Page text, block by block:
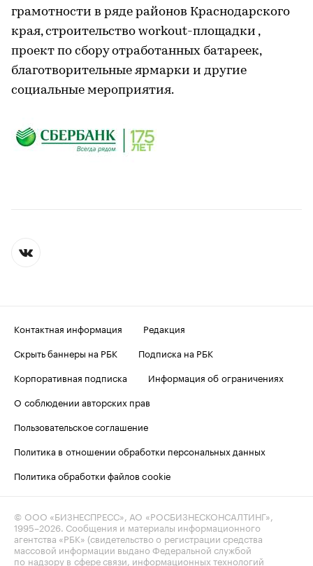
грамотности в ряде районов Краснодарского
края, строительство workout-площадки ,
проект по сбору отработанных батареек,
благотворительные ярмарки и другие
социальные мероприятия.
Контактная информация
Редакция
Скрыть баннеры на РБК
Подписка на РБК
Корпоративная подписка
Информация об ограничениях
О соблюдении авторских прав
Пользовательское соглашение
Политика в отношении обработки персональных данных
Политика обработки файлов cookie
© ООО «БИЗНЕСПРЕСС», АО «РОСБИЗНЕСКОНСАЛТИНГ»,
1995–2026 . Сообщения и материалы информационного
агентства «РБК» (свидетельство о регистрации средства
массовой информации выдано Федеральной службой
по надзору в сфере связи, информационных технологий